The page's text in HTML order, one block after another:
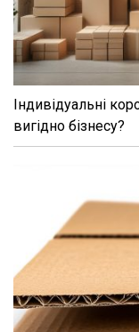
Індивідуальні
вигідно бізнесу?